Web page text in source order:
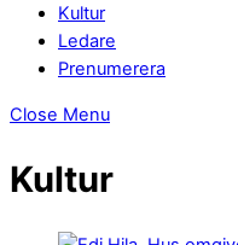
Kultur
Ledare
Prenumerera
Close Menu
Kultur